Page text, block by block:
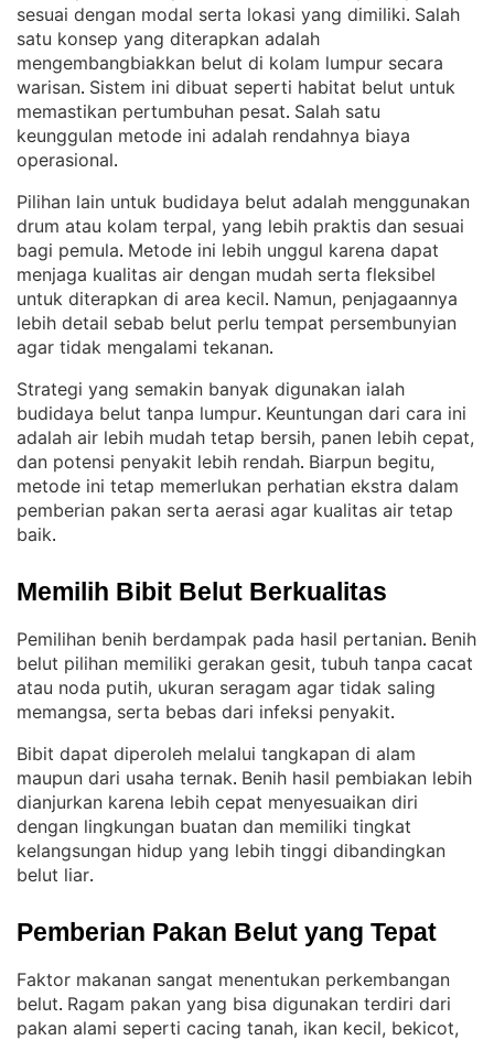
sesuai dengan modal serta lokasi yang dimiliki. Salah
satu konsep yang diterapkan adalah
mengembangbiakkan belut di kolam lumpur secara
warisan. Sistem ini dibuat seperti habitat belut untuk
memastikan pertumbuhan pesat. Salah satu
keunggulan metode ini adalah rendahnya biaya
operasional.
Pilihan lain untuk budidaya belut adalah menggunakan
drum atau kolam terpal, yang lebih praktis dan sesuai
bagi pemula. Metode ini lebih unggul karena dapat
menjaga kualitas air dengan mudah serta fleksibel
untuk diterapkan di area kecil. Namun, penjagaannya
lebih detail sebab belut perlu tempat persembunyian
agar tidak mengalami tekanan.
Strategi yang semakin banyak digunakan ialah
budidaya belut tanpa lumpur. Keuntungan dari cara ini
adalah air lebih mudah tetap bersih, panen lebih cepat,
dan potensi penyakit lebih rendah. Biarpun begitu,
metode ini tetap memerlukan perhatian ekstra dalam
pemberian pakan serta aerasi agar kualitas air tetap
baik.
Memilih Bibit Belut Berkualitas
Pemilihan benih berdampak pada hasil pertanian. Benih
belut pilihan memiliki gerakan gesit, tubuh tanpa cacat
atau noda putih, ukuran seragam agar tidak saling
memangsa, serta bebas dari infeksi penyakit.
Bibit dapat diperoleh melalui tangkapan di alam
maupun dari usaha ternak. Benih hasil pembiakan lebih
dianjurkan karena lebih cepat menyesuaikan diri
dengan lingkungan buatan dan memiliki tingkat
kelangsungan hidup yang lebih tinggi dibandingkan
belut liar.
Pemberian Pakan Belut yang Tepat
Faktor makanan sangat menentukan perkembangan
belut. Ragam pakan yang bisa digunakan terdiri dari
pakan alami seperti cacing tanah, ikan kecil, bekicot,